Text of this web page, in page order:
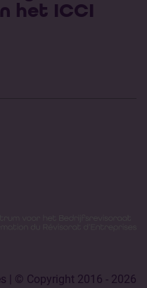
het ICCI
| © Copyright 2016 - 2026